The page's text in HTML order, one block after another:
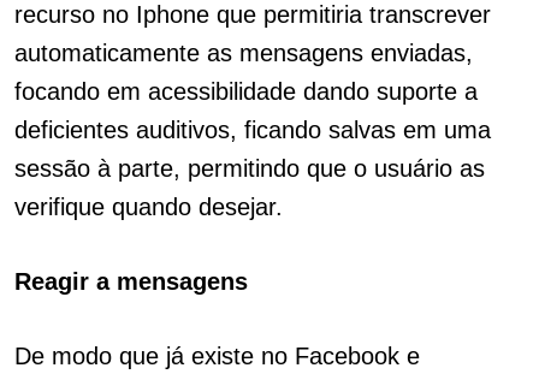
recurso no Iphone que permitiria transcrever
automaticamente as mensagens enviadas,
focando em acessibilidade dando suporte a
deficientes auditivos, ficando salvas em uma
sessão à parte, permitindo que o usuário as
verifique quando desejar.
Reagir a mensagens
De modo que já existe no Facebook e